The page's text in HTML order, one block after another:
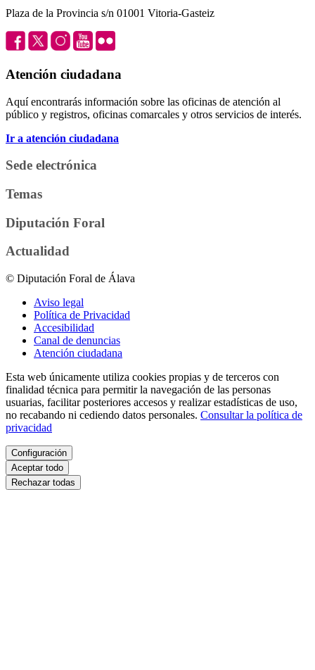
Plaza de la Provincia s/n 01001 Vitoria-Gasteiz
Atención ciudadana
Aquí encontrarás información sobre las oficinas de atención al
público y registros, oficinas comarcales y otros servicios de interés.
Ir a atención ciudadana
Sede electrónica
Temas
Diputación Foral
Actualidad
© Diputación Foral de Álava
Aviso legal
Política de Privacidad
Accesibilidad
Canal de denuncias
Atención ciudadana
Esta web únicamente utiliza cookies propias y de terceros con
finalidad técnica para permitir la navegación de las personas
usuarias, facilitar posteriores accesos y realizar estadísticas de uso,
no recabando ni cediendo datos personales. Consultar la política de
privacidad
Configuración
Aceptar todo
Rechazar todas